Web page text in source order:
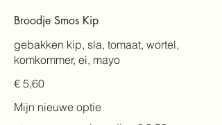
Broodje Smos Kip
gebakken kip, sla, tomaat, wortel,
komkommer, ei, mayo
€ 5,60
Mijn nieuwe optie